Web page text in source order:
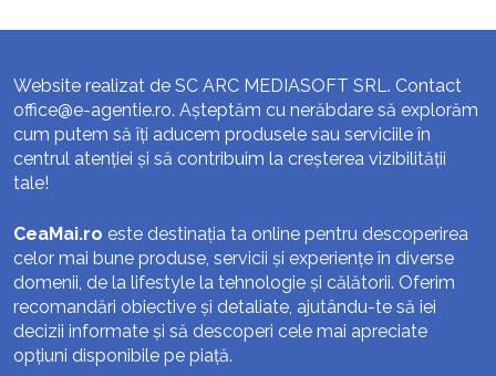
Website realizat de SC ARC MEDIASOFT SRL. Contact
office@e-agentie.ro. Așteptăm cu nerăbdare să explorăm
cum putem să îți aducem produsele sau serviciile în
centrul atenției și să contribuim la creșterea vizibilității
tale!
CeaMai.ro este destinația ta online pentru descoperirea
celor mai bune produse, servicii și experiențe în diverse
domenii, de la lifestyle la tehnologie și călătorii. Oferim
recomandări obiective și detaliate, ajutându-te să iei
decizii informate și să descoperi cele mai apreciate
opțiuni disponibile pe piață.